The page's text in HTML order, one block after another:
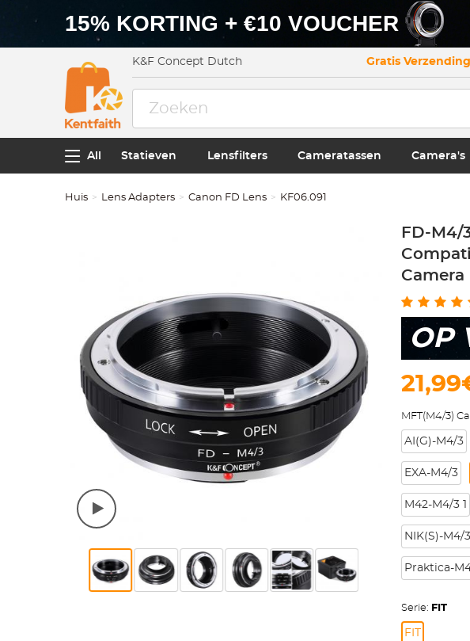
15% KORTING + €10 VOUCHER
K&F Concept Dutch Gratis
All Statieven Lensfilters Cameratassen Camera's
Huis Lens Adapters Canon FD Lens KF06.091
FD-M4/
Camera
OP
MFT(M4/3)
AI(G)-M4/3
EXA-M4/3
M42-M4/3 1
NIK(S)-M4/
Praktica-
Serie: FIT
FIT